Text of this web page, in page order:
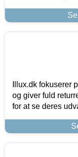
Illux.dk fokuserer
og giver fuld
for at se deres